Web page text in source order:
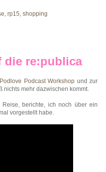
rp15 shopping
die re:publica
Podlove Podcast Workshop und zur
nichts mehr dazwischen kommt.
berichte, ich noch über ein
vorgestellt habe.